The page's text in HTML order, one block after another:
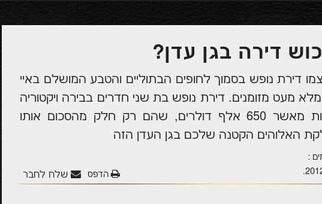
דירה בגן עדן?
דירת נופש בסמוך לחופים הבתוליים והטבע המושלם באיי
מעט מזומנים. דירת נופש בת שני חדרים בבירה ויקטוריה
עשויה לעלות לא פחות מאשר 650 אלף דולרים, שהם רק חלק מהסכום אותו
האלוהים הקטנה שלכם בגן העדן הזה
:
. שלח לחבר הדפס